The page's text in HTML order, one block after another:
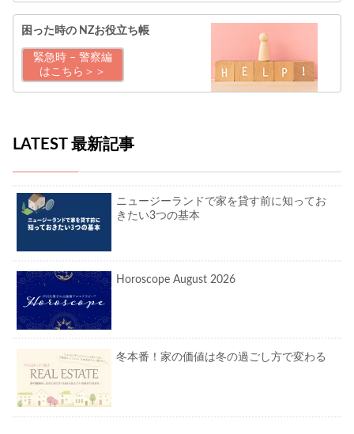
困った時の NZお役立ち帳
緊急時 – 警察編
はこちら＞＞
LATEST 最新記事
ニュージーランドで家を貸す前に知ってお
きたい3つの基本
Horoscope August 2026
冬本番！家の価値は冬の過ごし方で変わる